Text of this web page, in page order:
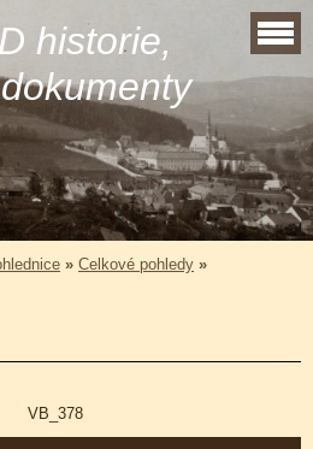
historie,
» Celkové pohledy »
VB_378